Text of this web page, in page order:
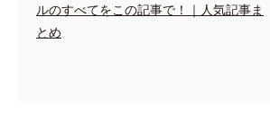
ルのすべてをこの記事で！｜人気記事ま
とめ